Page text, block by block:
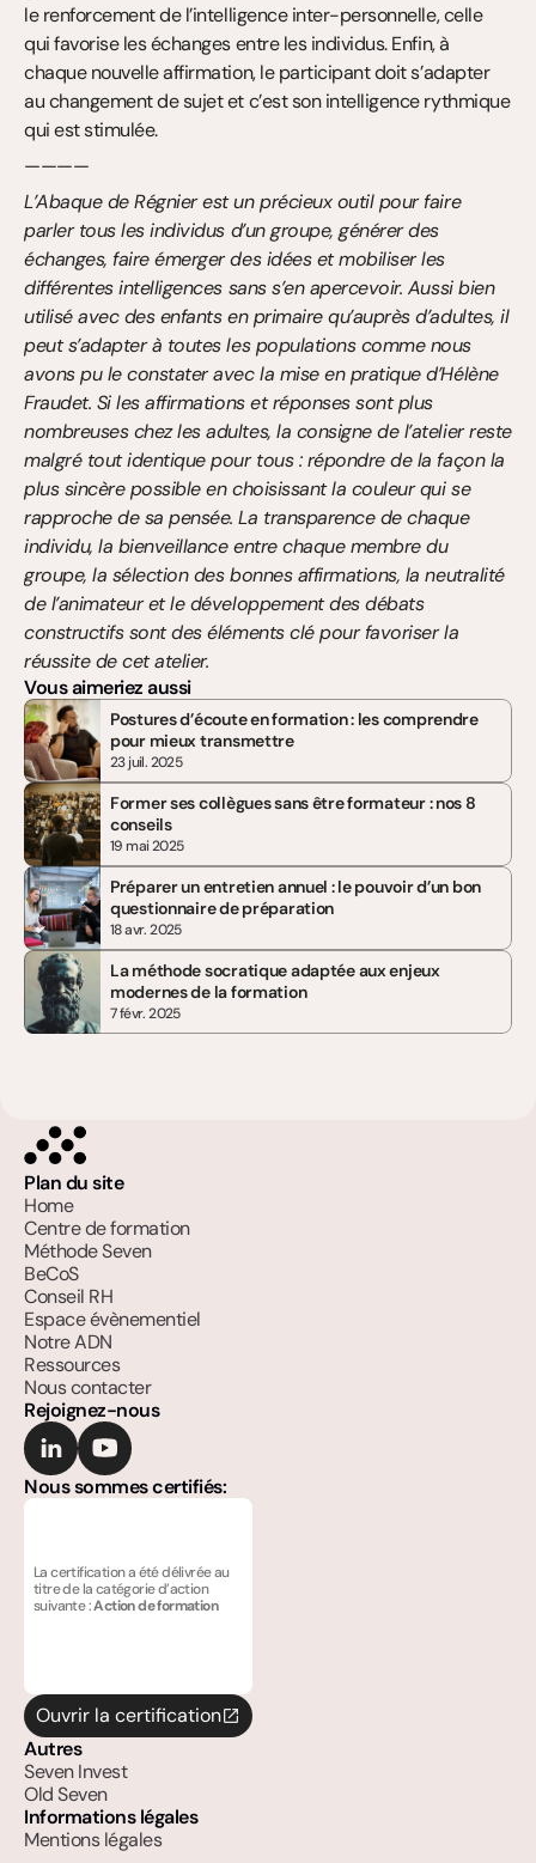
le renforcement de l’intelligence inter-personnelle, celle
qui favorise les échanges entre les individus. Enfin, à
chaque nouvelle affirmation, le participant doit s’adapter
au changement de sujet et c’est son intelligence rythmique
qui est stimulée.
————
L’Abaque de Régnier est un précieux outil pour faire
parler tous les individus d’un groupe, générer des
échanges, faire émerger des idées et mobiliser les
différentes intelligences sans s’en apercevoir. Aussi bien
utilisé avec des enfants en primaire qu’auprès d’adultes, il
peut s’adapter à toutes les populations comme nous
avons pu le constater avec la mise en pratique d’Hélène
Fraudet. Si les affirmations et réponses sont plus
nombreuses chez les adultes, la consigne de l’atelier reste
malgré tout identique pour tous : répondre de la façon la
plus sincère possible en choisissant la couleur qui se
rapproche de sa pensée. La transparence de chaque
individu, la bienveillance entre chaque membre du
groupe, la sélection des bonnes affirmations, la neutralité
de l’animateur et le développement des débats
constructifs sont des éléments clé pour favoriser la
réussite de cet atelier.
Vous aimeriez aussi
Postures d’écoute en formation : les comprendre
pour mieux transmettre
23 juil. 2025
Former ses collègues sans être formateur : nos 8
conseils
19 mai 2025
Préparer un entretien annuel : le pouvoir d’un bon
questionnaire de préparation
18 avr. 2025
La méthode socratique adaptée aux enjeux
modernes de la formation
7 févr. 2025
Plan du site
Home
Centre de formation
Méthode Seven
BeCoS
Conseil RH
Espace évènementiel
Notre ADN
Ressources
Nous contacter
Autres
Seven Invest
Old Seven
Informations légales
Mentions légales
Rejoignez-nous
Nous sommes certifiés:
La certification a été délivrée au
titre de la catégorie d’action
suivante : Action de formation
Ouvrir la certification